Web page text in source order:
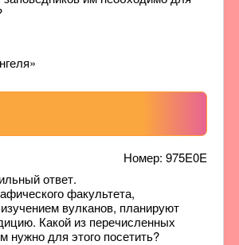
Номер: 975E0E
ответ.
факультета,
вулканов, планируют
Какой из перечисленных
нужно для этого посетить?